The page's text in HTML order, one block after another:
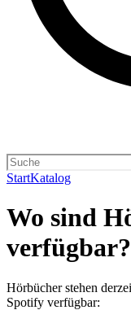
StartKatalog
Wo sind
verfügbar?
Hörbücher stehen
Spotify verfügbar: